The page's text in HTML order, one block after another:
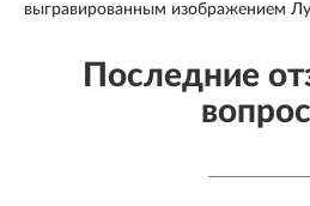
выгравированным изображением
Последние